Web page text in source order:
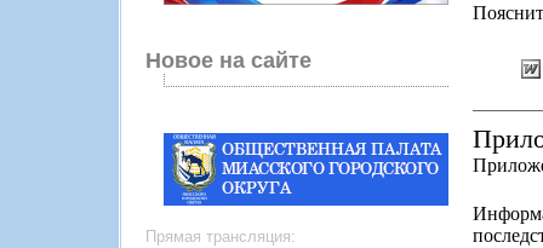
Новое на сайте
Прямая трансляция: